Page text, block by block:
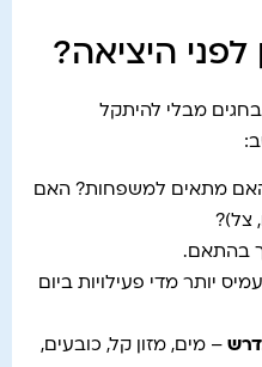
לפני היציאה?
בחגים מבלי להיתקל
מתאים למשפחות? האם
צל)?
בהתאם.
יותר מדי פעילויות ביום
– מים, מזון קל, כובעים,